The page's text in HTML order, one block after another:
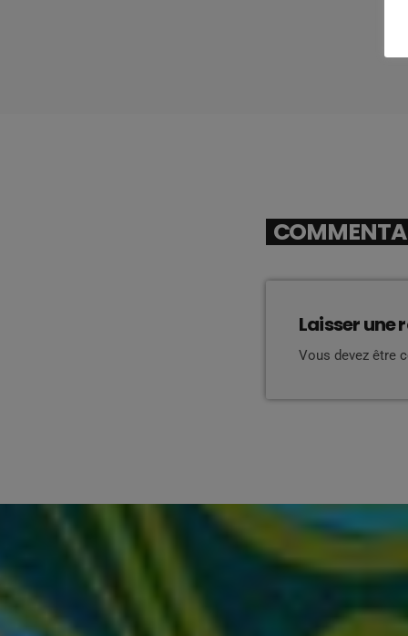
Laisser une
Vous devez être